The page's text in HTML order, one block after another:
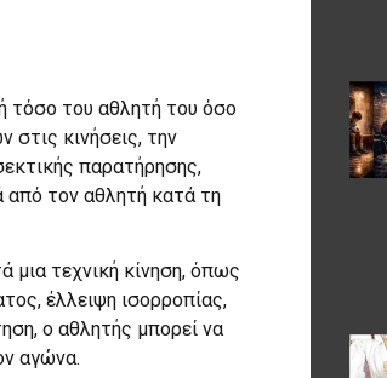
τόσο του αθλητή του όσο
στις κινήσεις, την
παρατήρησης,
από τον αθλητή κατά τη
μια τεχνική κίνηση, όπως
έλλειψη ισορροπίας,
ο αθλητής μπορεί να
αγώνα.